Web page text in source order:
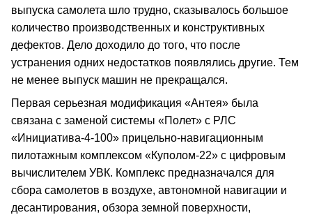
выпуска самолета шло трудно, сказывалось большое
количество производственных и конструктивных
дефектов. Дело доходило до того, что после
устранения одних недостатков появлялись другие. Тем
не менее выпуск машин не прекращался.
Первая серьезная модификация «Антея» была
связана с заменой системы «Полет» с РЛС
«Инициатива‑4‑100» прицельно‑навигационным
пилотажным комплексом «Куполом‑22» с цифровым
вычислителем УВК. Комплекс предназначался для
сбора самолетов в воздухе, автономной навигации и
десантирования, обзора земной поверхности,